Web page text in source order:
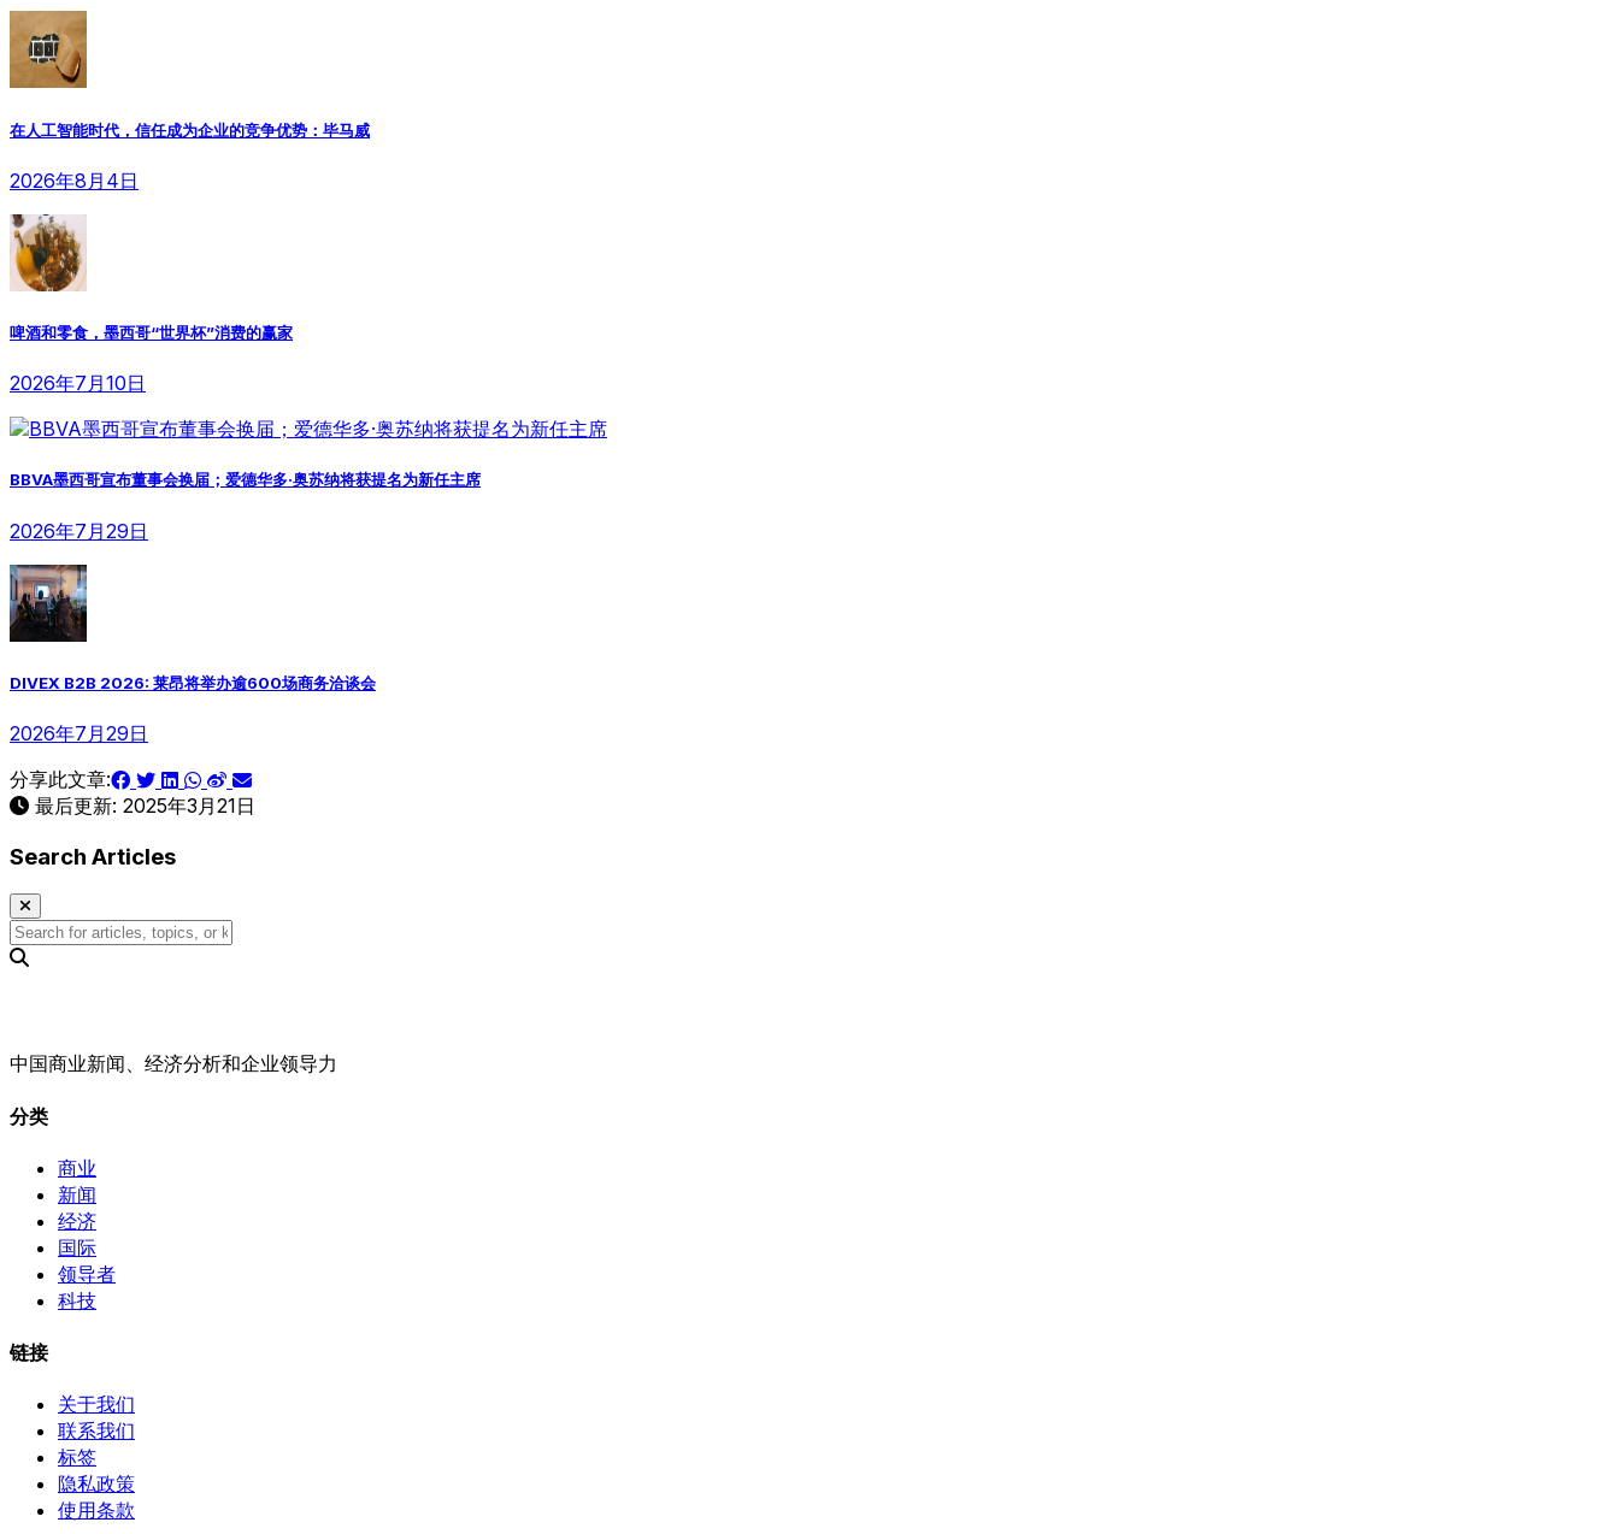
在人工智能时代，信任成为企业的竞争优势：毕马威
2026年8月4日
啤酒和零食，墨西哥“世界杯”消费的赢家
2026年7月10日
BBVA墨西哥宣布董事会换届；爱德华多·奥苏纳将获提名为新任主席
2026年7月29日
DIVEX B2B 2026: 莱昂将举办逾600场商务洽谈会
2026年7月29日
分享此文章:
最后更新: 2025年3月21日
Search Articles
中国商业新闻、经济分析和企业领导力
分类
商业
新闻
经济
国际
领导者
科技
链接
关于我们
联系我们
标签
隐私政策
使用条款